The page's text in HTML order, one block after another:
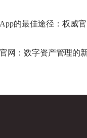
的最佳途径：权威
网：数字资产管理的